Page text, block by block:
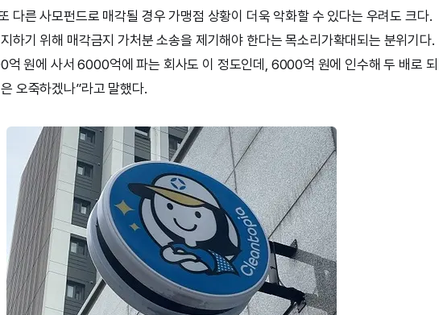
다른 사모펀드로 매각될 경우 가맹점 상황이 더욱 악화할 수 있다는 우려도 크다.
하기 위해 매각금지 가처분 소송을 제기해야 한다는 목소리가확대되는 분위기다.
억 원에 사서 6000억에 파는 회사도 이 정도인데, 6000억 원에 인수해 두 배로 되
오죽하겠나”라고 말했다.